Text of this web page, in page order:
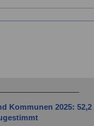
Kommunen 2025: 52,2